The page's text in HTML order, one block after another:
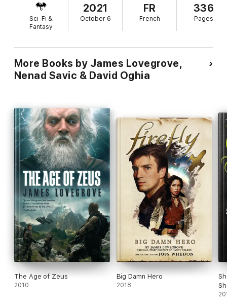
Un jour comme les autres... ou presque. Les rayons Livres et
Informatique se déclarent une guerre sans merci pour garder
leur espace. La vente flash au rayon Cravates fait des blessés.
Des individus sans histoire se croisent et se percutent . Il suffit
C'est un jour de la vie de ces gens-là que raconte Days, minute
par minute. Des gens qui vivent dans un supermarché. Comme
vous ?
Sci-Fi &
Fantasy
2021
October 6
FR
French
336
Pages
More Books by James Lovegrove,
Nenad Savic & David Oghia
The Age of Zeus
2010
Big Damn Hero
2018